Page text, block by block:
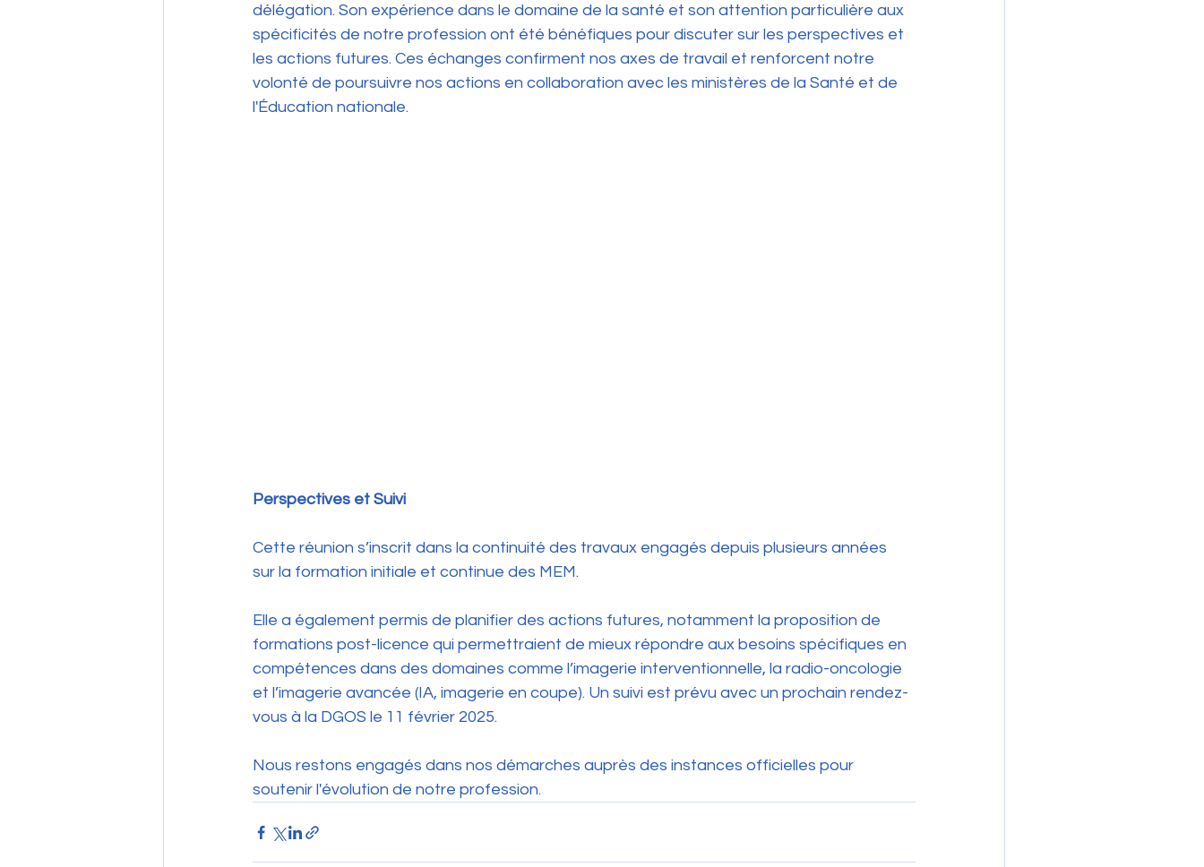
délégation. Son expérience dans le domaine de la santé et son attention particulière aux
spécificités de notre profession ont été bénéfiques pour discuter sur les perspectives et
les actions futures. Ces échanges confirment nos axes de travail et renforcent notre
volonté de poursuivre nos actions en collaboration avec les ministères de la Santé et de
l'Éducation nationale.
Perspectives et Suivi
Cette réunion s’inscrit dans la continuité des travaux engagés depuis plusieurs années
sur la formation initiale et continue des MEM.
Elle a également permis de planifier des actions futures, notamment la proposition de
formations post-licence qui permettraient de mieux répondre aux besoins spécifiques en
compétences dans des domaines comme l’imagerie interventionnelle, la radio-oncologie
et l’imagerie avancée (IA, imagerie en coupe). Un suivi est prévu avec un prochain rendez-
vous à la DGOS le 11 février 2025.
Nous restons engagés dans nos démarches auprès des instances officielles pour
soutenir l'évolution de notre profession.